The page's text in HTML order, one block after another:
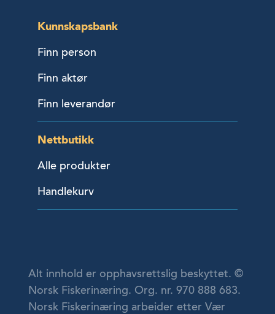
Kunnskapsbank
Finn person
Finn aktør
Finn leverandør
Nettbutikk
Alle produkter
Handlekurv
Alt innhold er opphavsrettslig beskyttet. ©
Norsk Fiskerinæring. Org. nr. 970 888 683.
Norsk Fiskerinæring arbeider etter Vær